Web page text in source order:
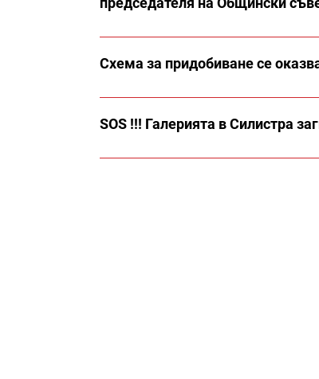
Схема за придобиване се
SOS !!! Галерията в Силистра